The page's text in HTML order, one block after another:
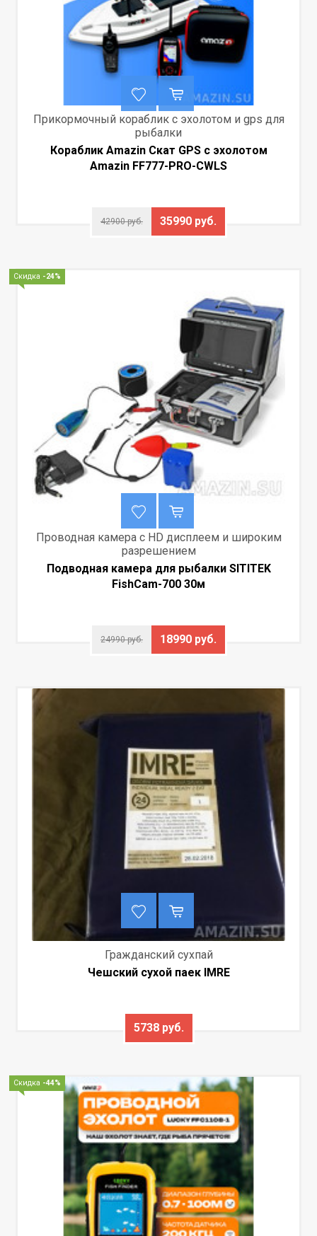
Прикормочный кораблик с эхолотом и gps для
рыбалки
Кораблик Amazin Скат GPS с эхолотом
Amazin FF777-PRO-CWLS
42900 руб. 35990 руб.
Скидка -24%
Проводная камера с HD дисплеем и широким
разрешением
Подводная камера для рыбалки SITITEK
FishCam-700 30м
24990 руб. 18990 руб.
Гражданский сухпай
Чешский сухой паек IMRE
5738 руб.
Скидка -44%